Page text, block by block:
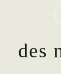
des